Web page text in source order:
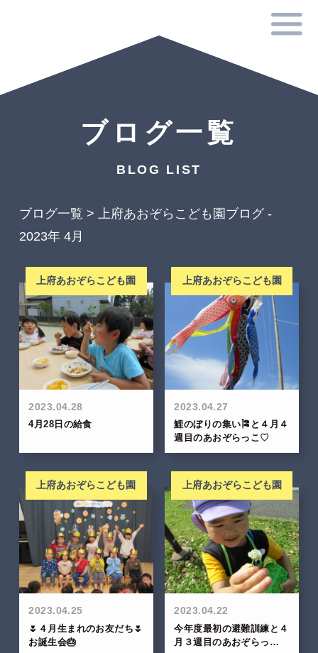
ブログ一覧
BLOG LIST
ブログ一覧 > 上府あおぞらこども園ブログ -
2023年 4月
上府あおぞらこども園
2023.04.28
4月28日の給食
上府あおぞらこども園
2023.04.27
鯉のぼりの集い🎏と４月４
週目のあおぞらっこ♡
上府あおぞらこども園
2023.04.25
🌷４月生まれのお友だち🌷
お誕生会🎂
上府あおぞらこども園
2023.04.22
今年度最初の避難訓練と４
月３週目のあおぞらっ…